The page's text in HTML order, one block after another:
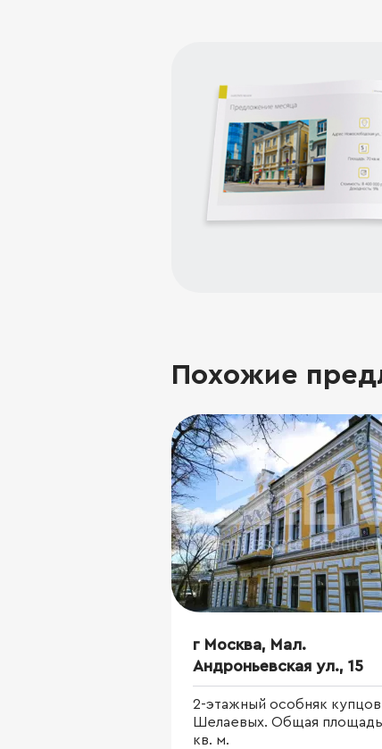
Похожие
г Москва, Мал.
Андроньевская ул., 15
2-этажный особняк купцов
Шелаевых. Общая площадь
кв. м.